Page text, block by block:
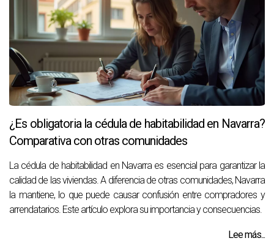
¿Es obligatoria la cédula de habitabilidad en Navarra?
Comparativa con otras comunidades
La cédula de habitabilidad en Navarra es esencial para garantizar la
calidad de las viviendas. A diferencia de otras comunidades, Navarra
la mantiene, lo que puede causar confusión entre compradores y
arrendatarios. Este artículo explora su importancia y consecuencias.
Lee más...